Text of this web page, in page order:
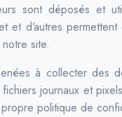
sont déposés et
et d’autres
site.
à collecter des
journaux et
politique de